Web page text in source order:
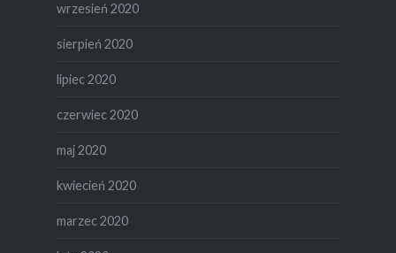
wrzesień 2020
sierpień 2020
lipiec 2020
czerwiec 2020
maj 2020
kwiecień 2020
marzec 2020